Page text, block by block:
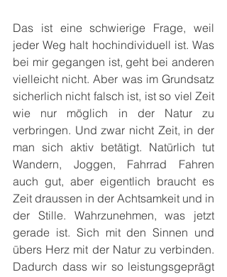
Das ist eine schwierige Frage, weil
jeder Weg halt hochindividuell ist. Was
bei mir gegangen ist, geht bei anderen
vielleicht nicht. Aber was im Grundsatz
sicherlich nicht falsch ist, ist so viel Zeit
wie nur möglich in der Natur zu
verbringen. Und zwar nicht Zeit, in der
man sich aktiv betätigt. Natürlich tut
Wandern, Joggen, Fahrrad Fahren
auch gut, aber eigentlich braucht es
Zeit draussen in der Achtsamkeit und in
der Stille. Wahrzunehmen, was jetzt
gerade ist. Sich mit den Sinnen und
übers Herz mit der Natur zu verbinden.
Dadurch dass wir so leistungsgeprägt